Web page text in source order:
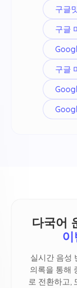
구글
구글
구글
다국어
실시간 음성
의록을 통해
로 전환하고,